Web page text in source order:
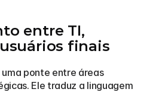
entre TI,
finais
ponte entre áreas
Ele traduz a linguagem